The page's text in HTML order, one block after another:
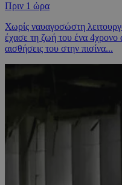
Πριν 1 ώρα
Χωρίς ναυαγοσώστη
έχασε τη ζωή του ένα 4χρονο
αισθήσεις του στην πισίνα...